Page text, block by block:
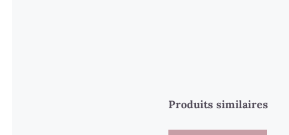
Produits similaires